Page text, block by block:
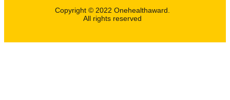
Copyright © 2022 Onehealthaward.
All rights reserved